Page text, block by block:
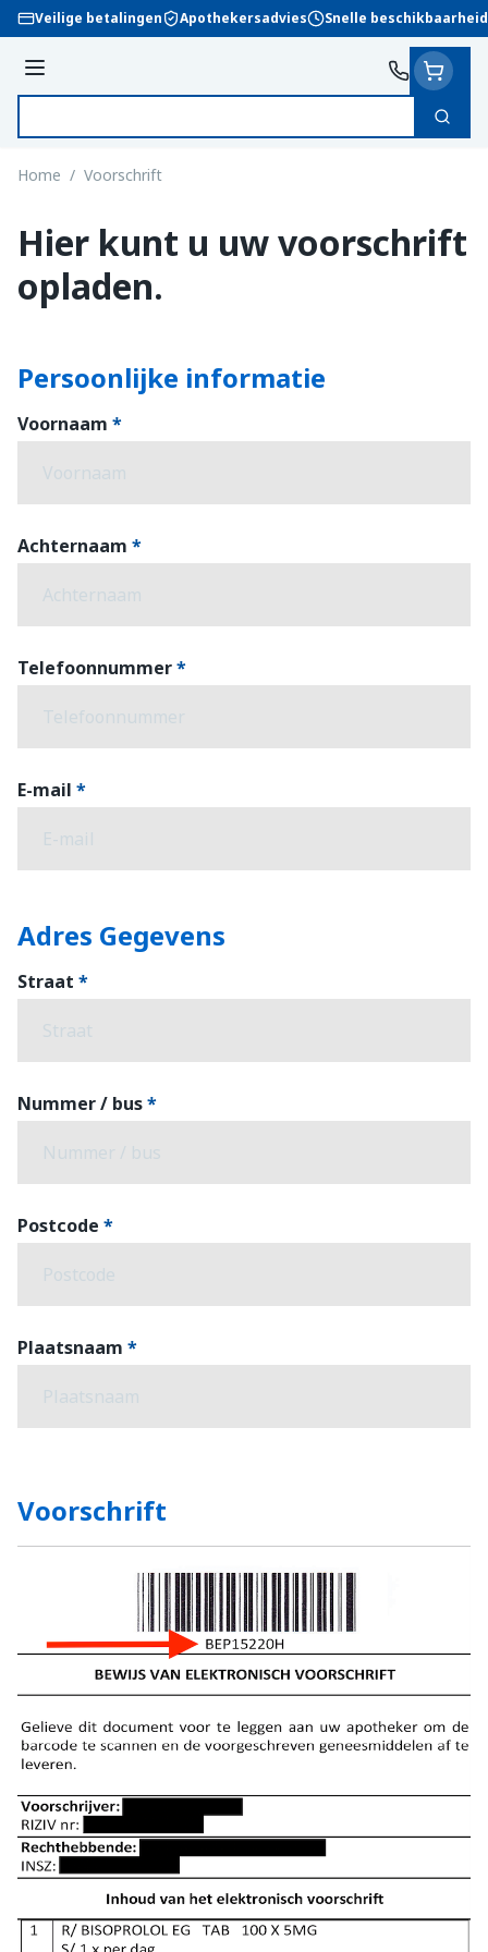
Ga naar de inhoud
Veilige betalingen Apothekersadvies Snelle beschikbaarheid
Menu
Zoek
Home / Voorschrift
Hier kunt u uw voorschrift
opladen.
Persoonlijke informatie
Voornaam
Achternaam
Telefoonnummer
E-mail
Adres Gegevens
Straat
Nummer / bus
Postcode
Plaatsnaam
Voorschrift